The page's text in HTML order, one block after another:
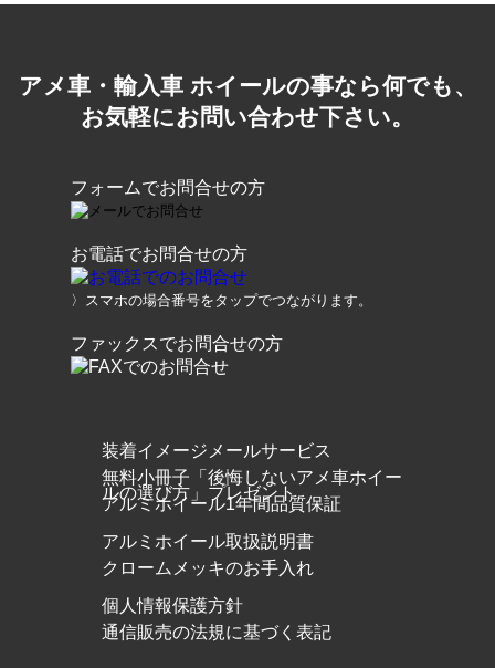
アメ車・輸入車 ホイールの事なら何でも、
お気軽にお問い合わせ下さい。
フォームでお問合せの方
お電話でお問合せの方
〉スマホの場合番号をタップでつながります。
ファックスでお問合せの方
装着イメージメールサービス
無料小冊子「後悔しないアメ車ホイー
ルの選び方」プレゼント
アルミホイール1年間品質保証
アルミホイール取扱説明書
クロームメッキのお手入れ
個人情報保護方針
通信販売の法規に基づく表記